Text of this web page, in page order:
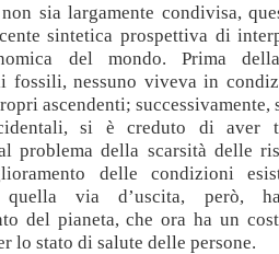
sia largamente condivisa,
sintetica prospettiva di
del mondo. Prima
fossili, nessuno viveva in
ascendenti; successivamente,
si è creduto di aver
problema della scarsità delle
delle condizioni
quella via d’uscita, però,
del pianeta, che ora ha un
lo stato di salute delle persone.